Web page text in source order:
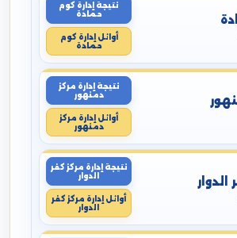
نتيجة إدارة كوم
حمادة
أوائل إدارة كوم
حمادة
نتيجة إدارة مركز
دمنهور
أوائل إدارة مركز
دمنهور
نتيجة إدارة مركز كفر
الدوار
أوائل إدارة مركز كفر
الدوار